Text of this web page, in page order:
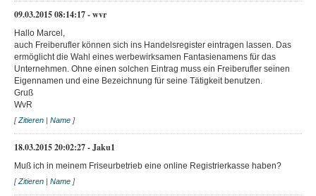
09.03.2015 08:14:17 - wvr
Hallo Marcel,
auch Freiberufler können sich ins Handelsregister eintragen lassen. Das
ermöglicht die Wahl eines werbewirksamen Fantasienamens für das
Unternehmen. Ohne einen solchen Eintrag muss ein Freiberufler seinen
Eigennamen und eine Bezeichnung für seine Tätigkeit benutzen.
Gruß
WvR
[Zitieren | Name ]
18.03.2015 20:02:27 - Jaku1
Muß ich in meinem Friseurbetrieb eine online Registrierkasse haben?
[Zitieren | Name ]